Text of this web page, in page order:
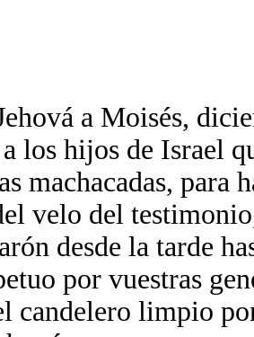
a Moisés,
los hijos de Israel
machacadas, para
velo del
desde la tarde
por vuestras
candelero limpio